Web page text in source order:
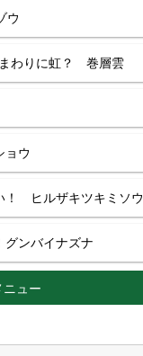
ウ
わりに虹？ 巻層雲
ョウ
！ ヒルザキツキミソウ
グンバイナズナ